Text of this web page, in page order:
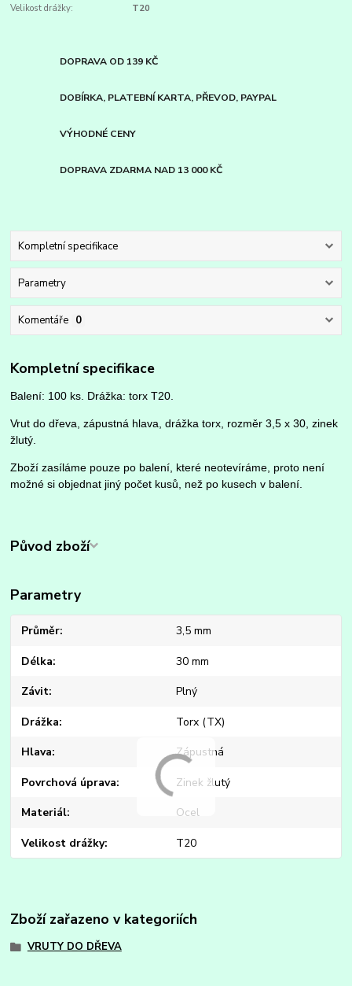
Velikost drážky:
T20
DOPRAVA OD 139 KČ
DOBÍRKA, PLATEBNÍ KARTA, PŘEVOD, PAYPAL
VÝHODNÉ CENY
DOPRAVA ZDARMA NAD 13 000 KČ
Kompletní specifikace
Parametry
Komentáře 0
Kompletní specifikace
Balení: 100 ks. Drážka: torx T20.
Vrut do dřeva, zápustná hlava, drážka torx, rozměr 3,5 x 30, zinek
žlutý.
Zboží zasíláme pouze po balení, které neotevíráme, proto není
možné si objednat jiný počet kusů, než po kusech v balení.
Původ zboží
Parametry
Průměr 3,5 mm
Délka 30 mm
Závit Plný
Drážka Torx (TX)
Hlava Zápustná
Povrchová úprava Zinek žlutý
Materiál Ocel
Velikost drážky T20
Zboží zařazeno v kategoriích
VRUTY DO DŘEVA